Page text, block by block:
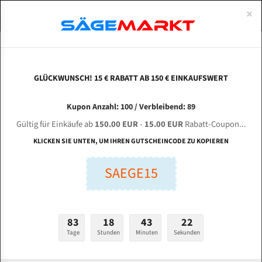
KEENSAW GZ4235 für 4470 mm Bi-Metall
Bandsägeblätter
Länge (mm):
Stärken + Zahnteilung:
mm
ABOUTS
ENGLISH
Bi-Metall Meterware
Fleischerei Bandsägeblätter
Bandmesser Glatt Meterware
Konvex Meterware
×
GLÜCKWUNSCH! 15 € RABATT AB 150 € EINKAUFSWERT
Kupon Anzahl: 100 / Verbleibend: 89
Gültig für Einkäufe ab150.00 EUR- 15.00 EURRabatt-Coupon...
KLICKEN SIE UNTEN, UM IHREN GUTSCHEINCODE ZU KOPIEREN
SAEGE15
83
Tage
18
Stunden
43
Minuten
21
Sekunden